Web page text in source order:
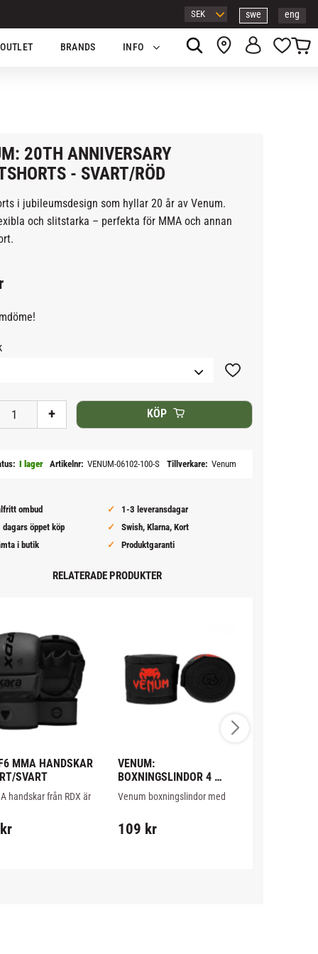
swe eng
OUTLET
BRANDS INFO
20TH ANNIVERSARY
- SVART/RÖD
i jubileumsdesign som hyllar 20 år av Venum.
och slitstarka – perfekta för MMA och annan
+ KÖP
Lägg till i favoriter
I lager Artikelnr VENUM-06102-100-S Tillverkare Venum
ombud
1-3 leveransdagar
dagars öppet köp
Swish, Klarna, Kort
i butik
Produktgaranti
RELATERADE PRODUKTER
MMA HANDSKAR
SVART
handskar från RDX är
kr
VENUM:
BOXNINGSLINDOR 4
METER - SVART/RÖD
Venum boxningslindor med
109 kr